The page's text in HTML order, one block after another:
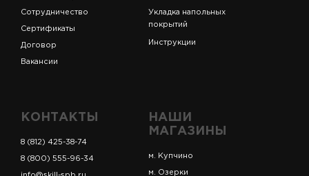
Сотрудничество
Сертификаты
Договор
Вакансии
Укладка напольных
покрытий
Инструкции
КОНТАКТЫ
8 (812) 425-38-74
8 (800) 555-96-34
НАШИ
МАГАЗИНЫ
м. Купчино
м. Озерки